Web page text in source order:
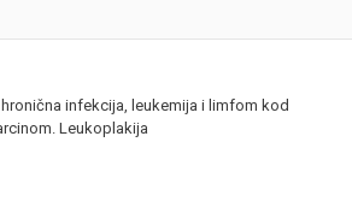
infekcija, leukemija i limfom kod
Leukoplakija